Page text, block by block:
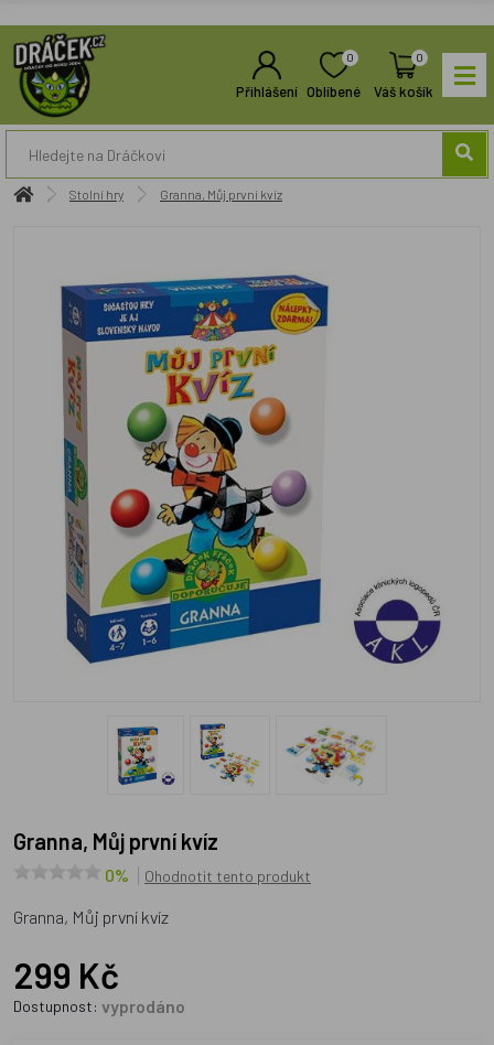
Přihlášení
0
Oblíbené
0
Váš košík
Stolní hry Granna, Můj první kvíz
Granna, Můj první kvíz
0% Ohodnotit tento produkt
Granna, Můj první kvíz
299 Kč
Dostupnost: vyprodáno